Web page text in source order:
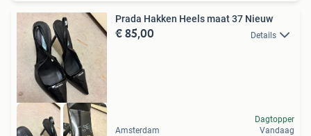
Prada Hakken Heels maat 37 Nieuw
€ 85,00 Details
Amsterdam
Dagtopper
Vandaag